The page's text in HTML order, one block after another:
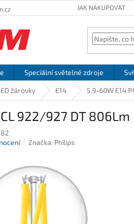
JAK NAKUPOVAT
Speciální světelné zdroje
žárovky E14 5.9-60W E14
922/927 DT
Značka: Philips